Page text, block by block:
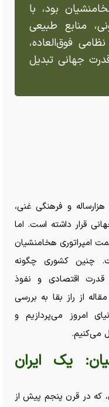
بود، با
تا ۳۰۰ میلیونی، منابع طبیعی
فوق‌العاده،
جهانی تبدیل
و فرهنگی غنی،
قرار داشته است. اما
امپراتوری هخامنشیان
چنین کشوری چگونه
اقتصادی و نفوذ
از راز بقا به بررسی
امروز می‌پردازیم و
می‌کنیم.
یک ایران
که در قرن پنجم پیش از